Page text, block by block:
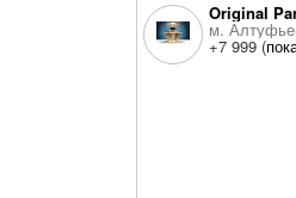
Original
м.
+7 999 (